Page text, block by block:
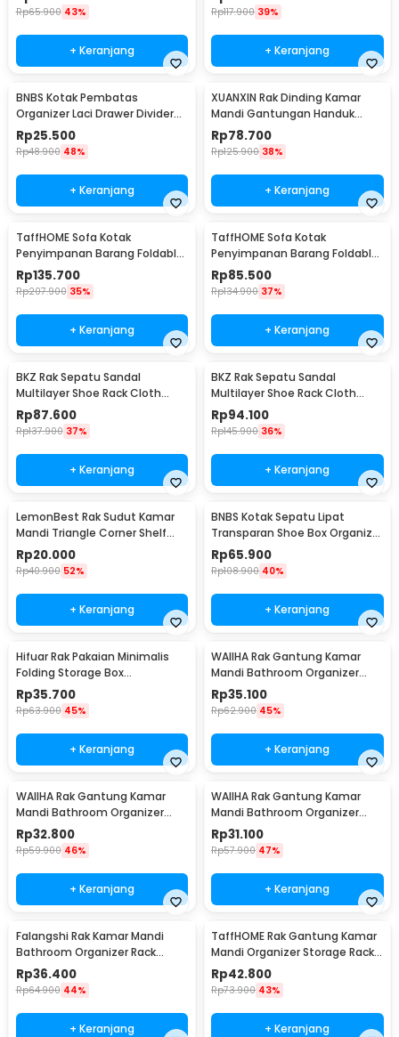
Rp65.900 43%
+ Keranjang
Rp117.900 39%
+ Keranjang
BNBS Kotak Pembatas
Organizer Laci Drawer Divider
Box Plastik 8 PCS - HJ1992
Rp25.500
Rp48.900 48%
+ Keranjang
XUANXIN Rak Dinding Kamar
Mandi Gantungan Handuk
Double Layer - B04-1
Rp78.700
Rp125.900 38%
+ Keranjang
TaffHOME Sofa Kotak
Penyimpanan Barang Foldable
Storage Box 76x38x36.5cm -
L1705
Rp135.700
Rp207.900 35%
+ Keranjang
TaffHOME Sofa Kotak
Penyimpanan Barang Foldable
Storage Box 38x38x36.5cm -
L1705
Rp85.500
Rp134.900 37%
+ Keranjang
BKZ Rak Sepatu Sandal
Multilayer Shoe Rack Cloth
Storage 7 Layer - F10
Rp87.600
Rp137.900 37%
+ Keranjang
BKZ Rak Sepatu Sandal
Multilayer Shoe Rack Cloth
Storage 9 Layer - F10
Rp94.100
Rp145.900 36%
+ Keranjang
LemonBest Rak Sudut Kamar
Mandi Triangle Corner Shelf
Stainless Steel - G49
Rp20.000
Rp40.900 52%
+ Keranjang
BNBS Kotak Sepatu Lipat
Transparan Shoe Box Organizer
6 PCS Size L - LF010
Rp65.900
Rp108.900 40%
+ Keranjang
Hifuar Rak Pakaian Minimalis
Folding Storage Box
95x33x14cm - HR01
Rp35.700
Rp63.900 45%
+ Keranjang
WAIIHA Rak Gantung Kamar
Mandi Bathroom Organizer
Rack Stainless Steel L - W21
Rp35.100
Rp62.900 45%
+ Keranjang
WAIIHA Rak Gantung Kamar
Mandi Bathroom Organizer
Rack Stainless Steel M - W21
Rp32.800
Rp59.900 46%
+ Keranjang
WAIIHA Rak Gantung Kamar
Mandi Bathroom Organizer
Rack Stainless Steel S - W21
Rp31.100
Rp57.900 47%
+ Keranjang
Falangshi Rak Kamar Mandi
Bathroom Organizer Rack
Shower Aluminium - WB8007
Rp36.400
Rp64.900 44%
+ Keranjang
TaffHOME Rak Gantung Kamar
Mandi Organizer Storage Rack -
1P
Rp42.800
Rp73.900 43%
+ Keranjang